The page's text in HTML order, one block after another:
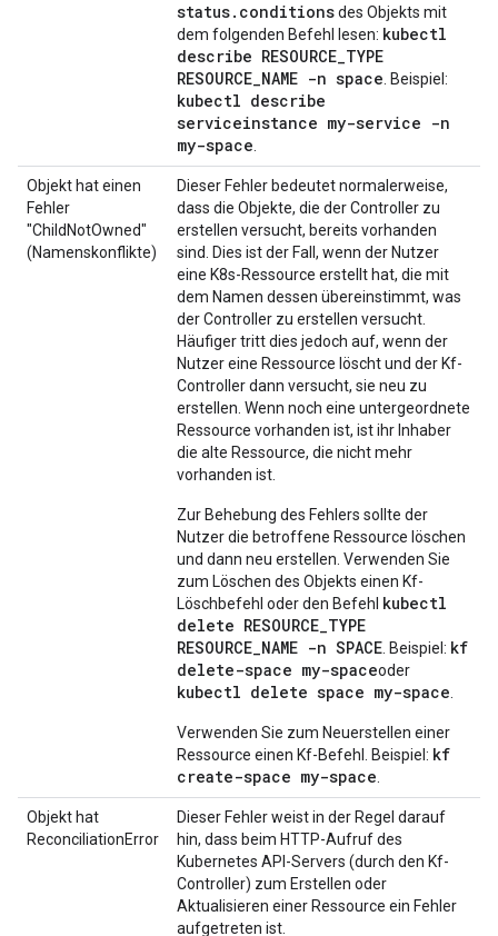
status.conditionsdes Objekts mit
dem folgenden Befehl lesen: kubectl
describe RESOURCE_TYPE
RESOURCE_NAME -n space . Beispiel:
kubectl describe
serviceinstance my-service -n
my-space
Objekt hat einen
Fehler
"ChildNotOwned"
(Namenskonflikte)
Dieser Fehler bedeutet normalerweise,
dass die Objekte, die der Controller zu
erstellen versucht, bereits vorhanden
sind. Dies ist der Fall, wenn der Nutzer
eine K8s-Ressource erstellt hat, die mit
dem Namen dessen übereinstimmt, was
der Controller zu erstellen versucht.
Häufiger tritt dies jedoch auf, wenn der
Nutzer eine Ressource löscht und der Kf-
Controller dann versucht, sie neu zu
erstellen. Wenn noch eine untergeordnete
Ressource vorhanden ist, ist ihr Inhaber
die alte Ressource, die nicht mehr
vorhanden ist.
Zur Behebung des Fehlers sollte der
Nutzer die betroffene Ressource löschen
und dann neu erstellen. Verwenden Sie
zum Löschen des Objekts einen Kf-
Löschbefehl oder den Befehl kubectl
delete RESOURCE_TYPE
RESOURCE_NAME -n SPACE . Beispiel: kf
delete-space my-spaceoder
kubectl delete space my-space
Verwenden Sie zum Neuerstellen einer
Ressource einen Kf-Befehl. Beispiel: kf
create-space my-space
Objekt hat
ReconciliationError
Dieser Fehler weist in der Regel darauf
hin, dass beim HTTP-Aufruf des
Kubernetes API-Servers (durch den Kf-
Controller) zum Erstellen oder
Aktualisieren einer Ressource ein Fehler
aufgetreten ist.